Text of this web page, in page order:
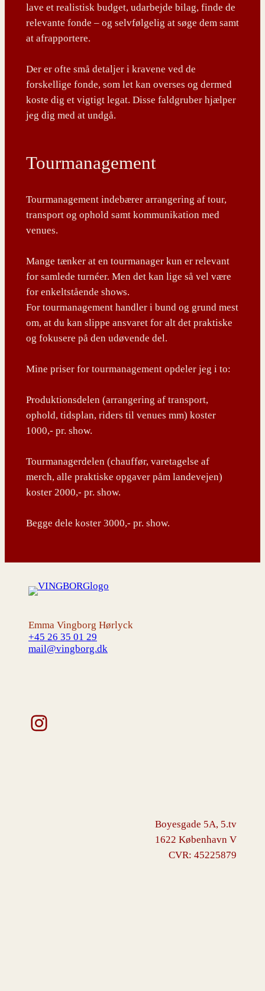
lave et realistisk budget, udarbejde bilag, finde de
relevante fonde – og selvfølgelig at søge dem samt
at afrapportere.
Der er ofte små detaljer i kravene ved de
forskellige fonde, som let kan overses og dermed
koste dig et vigtigt legat. Disse faldgruber hjælper
jeg dig med at undgå.
Tourmanagement
Tourmanagement indebærer arrangering af tour,
transport og ophold samt kommunikation med
venues.
Mange tænker at en tourmanager kun er relevant
for samlede turnéer. Men det kan lige så vel være
for enkeltstående shows.
For tourmanagement handler i bund og grund mest
om, at du kan slippe ansvaret for alt det praktiske
og fokusere på den udøvende del.
Mine priser for tourmanagement opdeler jeg i to:
Produktionsdelen (arrangering af transport,
ophold, tidsplan, riders til venues mm) koster
1000,- pr. show.
Tourmanagerdelen (chauffør, varetagelse af
merch, alle praktiske opgaver påm landevejen)
koster 2000,- pr. show.
Begge dele koster 3000,- pr. show.
Emma Vingborg Hørlyck
+45 26 35 01 29
mail@vingborg.dk
Instagram
Boyesgade 5A, 5.tv
1622 København V
CVR: 45225879